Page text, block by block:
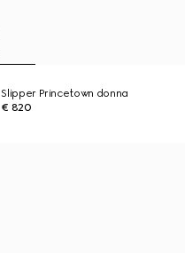
Slipper Princetown donna
€ 820